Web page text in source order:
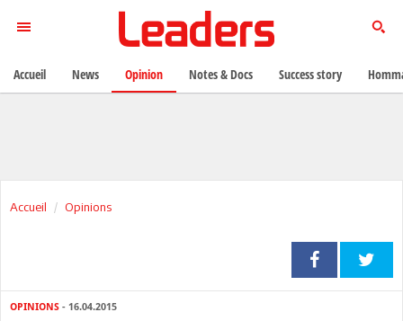
Accueil Opinions
OPINIONS - 16.04.2015
Accueil News Opinion Notes & Docs Success story